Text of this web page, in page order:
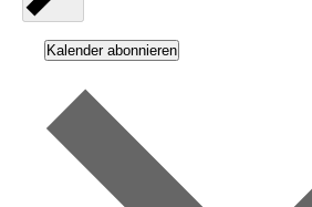
Kalender abonnieren